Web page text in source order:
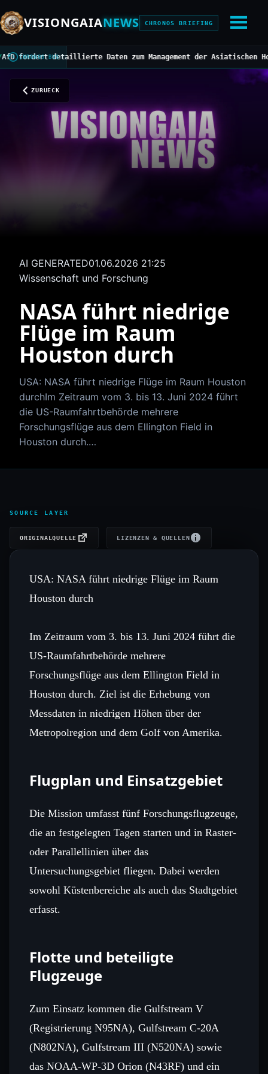
VISIONGAIANEWS CHRONOS BRIEFING
CHRONOS BUS
detaillierte Daten zum Management der Asiatischen Hornisse
ZURUECK
AI GENERATED01.06.2026 21:25
Wissenschaft und Forschung
NASA führt niedrige
Flüge im Raum
Houston durch
USA: NASA führt niedrige Flüge im Raum Houston
durchIm Zeitraum vom 3. bis 13. Juni 2024 führt
die US-Raumfahrtbehörde mehrere
Forschungsflüge aus dem Ellington Field in
Houston durch.…
SOURCE LAYER
ORIGINALQUELLE LIZENZEN & QUELLEN
USA: NASA führt niedrige Flüge im Raum
Houston durch
Im Zeitraum vom 3. bis 13. Juni 2024 führt die
US-Raumfahrtbehörde mehrere
Forschungsflüge aus dem Ellington Field in
Houston durch. Ziel ist die Erhebung von
Messdaten in niedrigen Höhen über der
Metropolregion und dem Golf von Amerika.
Flugplan und Einsatzgebiet
Die Mission umfasst fünf Forschungsflugzeuge,
die an festgelegten Tagen starten und in Raster‑
oder Parallellinien über das
Untersuchungsgebiet fliegen. Dabei werden
sowohl Küstenbereiche als auch das Stadtgebiet
erfasst.
Flotte und beteiligte
Flugzeuge
Zum Einsatz kommen die Gulfstream V
(Registrierung N95NA), Gulfstream C‑20A
(N802NA), Gulfstream III (N520NA) sowie
das NOAA‑WP‑3D Orion (N43RF) und ein